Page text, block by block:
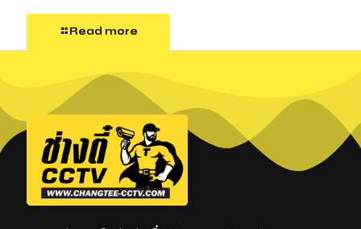
Read more